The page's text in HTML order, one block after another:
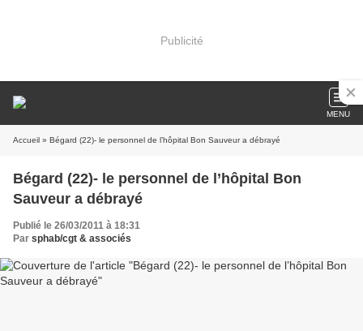
Publicité
MENU
Accueil » Bégard (22)- le personnel de l’hôpital Bon Sauveur a débrayé
Bégard (22)- le personnel de l’hôpital Bon
Sauveur a débrayé
Publié le 26/03/2011 à 18:31
Par sphab/cgt & associés